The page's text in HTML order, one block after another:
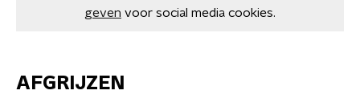
geven voor social media cookies.
AFGRIJZEN